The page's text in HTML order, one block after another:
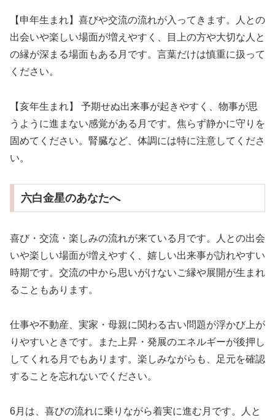
【申年生まれ】喜びや交流の流れが入ってきます。人との
出会いや楽しい場面が増えやすく、目上の方や大切な人と
の縁が深まる場面もある月です。言葉だけは慎重に扱って
ください。
【亥年生まれ】 予期せぬ出来事が起きやすく、物事が思
うように進まない感覚がある月です。焦らず静かに守りを
固めてください。腎臓など、体調には特に注意してくださ
い。
六白金星のあなたへ
喜び・交流・楽しみの流れが来ている月です。人との出会
いや楽しい場面が増えやすく、嬉しい出来事が訪れやすい
時期です。交流の中から思いがけないご縁や展開が生まれ
ることもあります。
仕事や不動産、実家・母親に関わる古い問題が浮かび上が
りやすいときです。また上昇・発展のエネルギーが後押し
してくれる月でもあります。楽しみながらも、足元を確認
することを忘れないでください。
6月は、喜びの流れに乗りながら着実に進む月です。人と